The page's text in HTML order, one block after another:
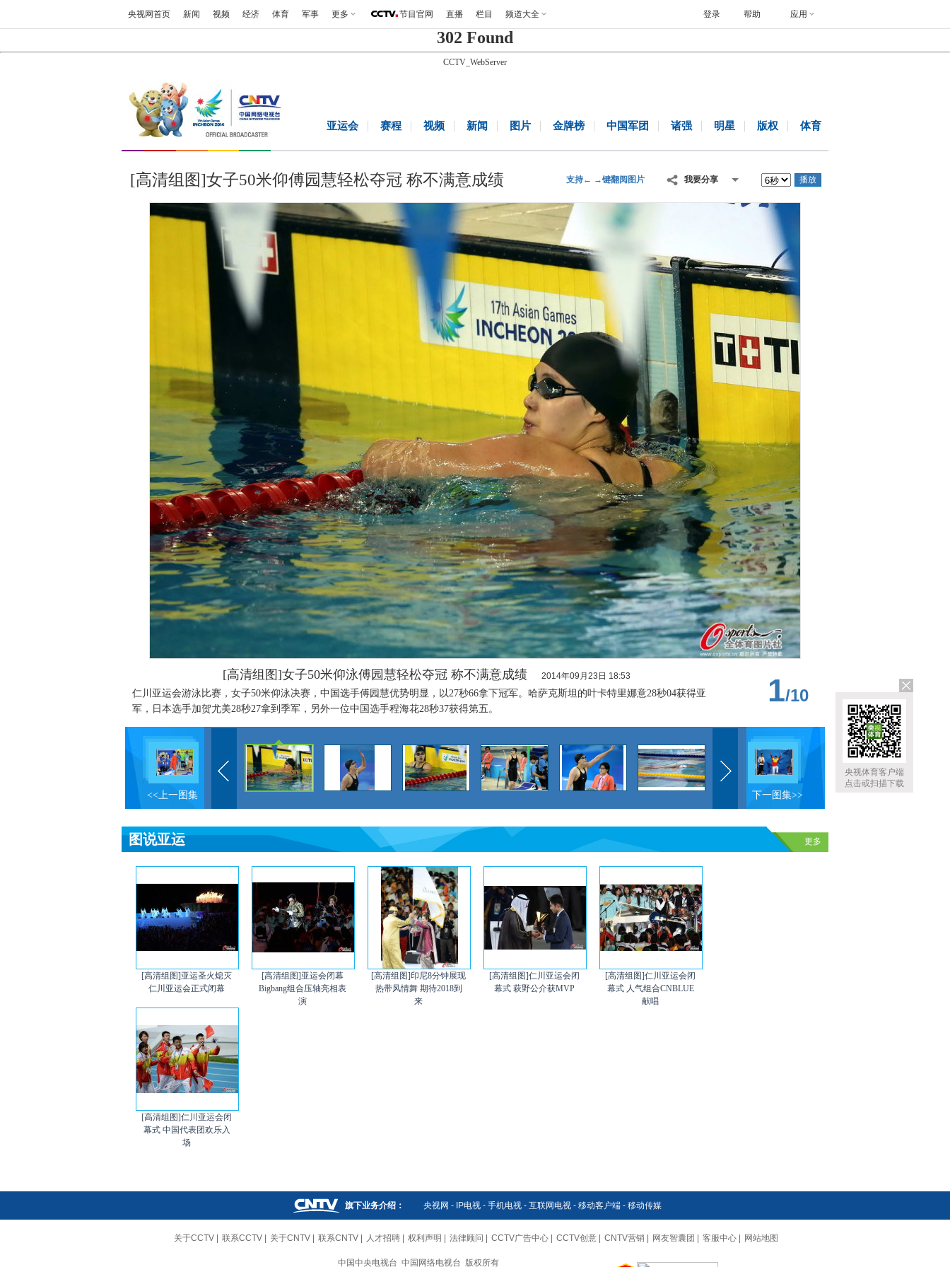
央视体育客户端
点击或扫描下载
央视网首页 新闻 视频 经济 体育 军事 更多 节目官网 直播 栏目 频道大全 帮助 应用
登录
302 Found
CCTV_WebServer
亚运会 赛程 视频 新闻 图片 金牌榜 中国军团 诸强 明星 版权 体育
[高清组图]女子50米仰傅园慧轻松夺冠 称不满意成绩 支持← →键翻阅图片 我要分享 播放
[高清组图]女子50米仰泳傅园慧轻松夺冠 称不满意成绩 2014年09月23日 18:53
仁川亚运会游泳比赛，女子50米仰泳决赛，中国选手傅园慧优势明显，以27秒66拿下冠军。哈萨克斯坦的叶卡特里娜意28秒04获得亚
军，日本选手加贺尤美28秒27拿到季军，另外一位中国选手程海花28秒37获得第五。
1/10
<<上一图集 下一图集>>
图说亚运 更多
[高清组图]亚运圣火熄灭
仁川亚运会正式闭幕
[高清组图]亚运会闭幕
Bigbang组合压轴亮相表
演
[高清组图]印尼8分钟展现
热带风情舞 期待2018到
来
[高清组图]仁川亚运会闭
幕式 萩野公介获MVP
[高清组图]仁川亚运会闭
幕式 人气组合CNBLUE
献唱
[高清组图]仁川亚运会闭
幕式 中国代表团欢乐入
场
旗下业务介绍： 央视网 - IP电视- 手机电视- 互联网电视- 移动客户端- 移动传媒
关于CCTV 联系CCTV 关于CNTV 联系CNTV 人才招聘 权利声明 法律顾问 CCTV广告中心 CCTV创意 CNTV营销 网友智囊团 客服中心 网站地图
中国中央电视台 中国网络电视台 版权所有